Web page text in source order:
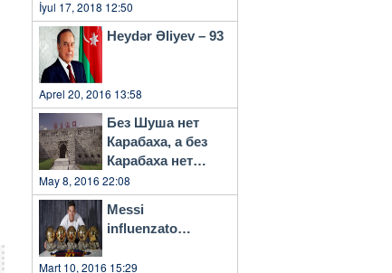
başlayacaq
İyul 17, 2018 12:50
Heydər Əliyev – 93
Aprel 20, 2016 13:58
Без Шуша нет
Карабаха, а без
Карабаха нет
Азербайджана…
May 8, 2016 22:08
Messi
influenzato…
Mart 10, 2016 15:29